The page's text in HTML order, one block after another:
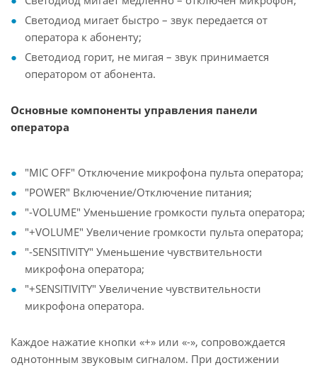
Светодиод мигает быстро – звук передается от
оператора к абоненту;
Светодиод горит, не мигая – звук принимается
оператором от абонента.
Основные компоненты управления панели
оператора
"MIC OFF" Отключение микрофона пульта оператора;
"POWER" Включение/Отключение питания;
"-VOLUME" Уменьшение громкости пульта оператора;
"+VOLUME" Увеличение громкости пульта оператора;
"-SENSITIVITY" Уменьшение чувствительности
микрофона оператора;
"+SENSITIVITY" Увеличение чувствительности
микрофона оператора.
Каждое нажатие кнопки «+» или «-», сопровождается
однотонным звуковым сигналом. При достижении